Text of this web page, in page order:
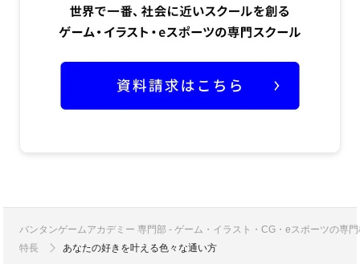
バンタンゲームアカデミー 専門部 - ゲーム・イラスト・CG・eスポーツの専
特長
あなたの好きを叶える⾊々な通い⽅